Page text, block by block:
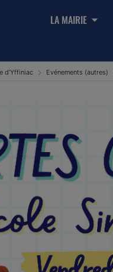
LA MAIRIE
d'Yffiniac Evénements (autres)